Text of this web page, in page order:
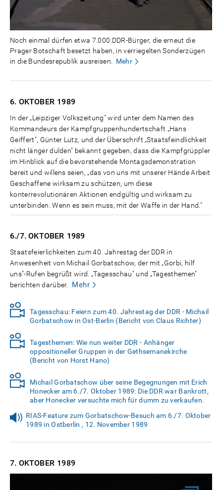
Noch einmal dürfen etwa 7.000 DDR-Bürger, die erneut die
Prager Botschaft besetzt haben, in verriegelten Sonderzügen
in die Bundesrepublik ausreisen. Mehr
6. OKTOBER 1989
In der „Leipziger Volkszeitung" wird unter dem Namen des
Kommandeurs der Kampfgruppenhundertschaft „Hans
Geiffert", Günter Lutz, und der Überschrift „Staatsfeindlichkeit
nicht länger dulden" bekannt gegeben, dass die Kampfgrüppler
im Hinblick auf die bevorstehende Montagsdemonstration
bereit und willens seien, „das von uns mit unserer Hände Arbeit
Geschaffene wirksam zu schützen, um diese
konterrevolutionären Aktionen endgültig und wirksam zu
unterbinden. Wenn es sein muss, mit der Waffe in der Hand."
6./7. OKTOBER 1989
Staatsfeierlichkeiten zum 40. Jahrestag der DDR in
Anwesenheit von Michail Gorbatschow, der mit „Gorbi, hilf
uns"-Rufen begrüßt wird. „Tagesschau" und „Tagesthemen"
berichten darüber.
Mehr
Tagesschau: Feiern zum 40. Jahrestag der DDR - Michail
Gorbatschow in Ost-Berlin (Bericht von Claus Richter)
Tagesthemen: Wie nun weiter DDR - Anhänger
oppositioneller Gruppen in der Gethsemanekirche
(Bericht von Horst Hano)
Michail Gorbatschow über seine Begegnungen mit Erich
Honecker am 6./7. Oktober 1989: Die DDR war Bankrott,
aber Honecker versuchte mich für dumm zu verkaufen.
RIAS-Feature zum Gorbatschow-Besuch am 6./7. Oktober
1989 in Ostberlin , 12. November 1989
7. OKTOBER 1989